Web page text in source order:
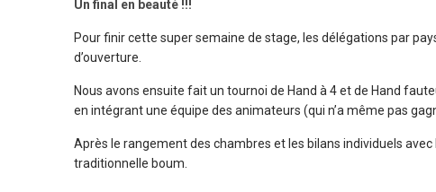
Un final en beauté !!!
Pour finir cette super semaine de stage, les délégations par
d’ouverture.
Nous avons ensuite fait un tournoi de Hand à 4 et de Hand
en intégrant une équipe des animateurs (qui n’a même pas
Après le rangement des chambres et les bilans individuels
traditionnelle boum.